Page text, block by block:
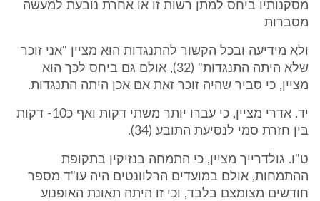
מסקנותיו ביחס למתן רשות זו או אחרת נובעת למעשה
מסברות
ולא מידיעה ובכל הקשור להתנגדות הוא מציין "אני זוכר
שלא היתה התנגדות" (32), אולם גם ביחס לכך הוא
מציין, כי סביר שהיה זוכר זאת אם אכן היתה התנגדות.
יד. אדרי מציין, כי עברו יותר משתי דקות ואף כ10- דקות
בין חזרת סמי לנסיעת התובע (34).
ט"ו. גולדרייך מציין, כי התמחה בנזיקין בתקופת
ההתמחות, אולם במועדים הרלוונטים היה עו"ד מספר
חודשים מצומצם בלבד, וכי זו היתה תאונת האופנוע